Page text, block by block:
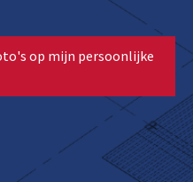
op mijn persoonlijke